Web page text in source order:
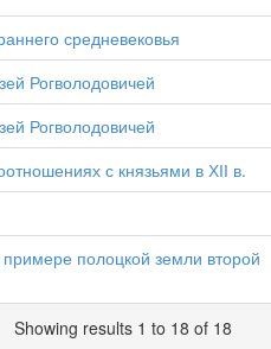
средневековья
Рогволодовичей
Рогволодовичей
с князьями в ХІІ в.
полоцкой земли второй
Showing results 1 to 18 of 18